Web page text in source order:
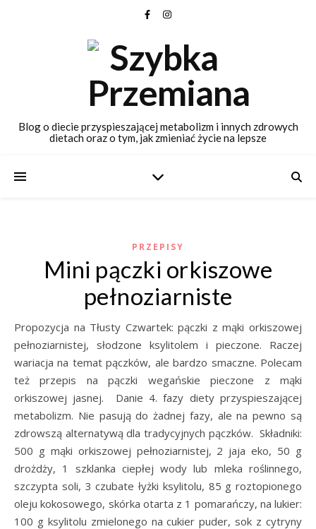
Blog o diecie przyspieszającej metabolizm i innych zdrowych
dietach oraz o tym, jak zmieniać życie na lepsze
PRZEPISY
Mini pączki orkiszowe
pełnoziarniste
Propozycja na Tłusty Czwartek: pączki z mąki orkiszowej
pełnoziarnistej, słodzone ksylitolem i pieczone. Raczej
wariacja na temat pączków, ale bardzo smaczne. Polecam
też przepis na pączki wegańskie pieczone z mąki
orkiszowej jasnej. Danie 4. fazy diety przyspieszającej
metabolizm. Nie pasują do żadnej fazy, ale na pewno są
zdrowszą alternatywą dla tradycyjnych pączków. Składniki:
500 g mąki orkiszowej pełnoziarnistej, 2 jaja eko, 50 g
drożdży, 1 szklanka ciepłej wody lub mleka roślinnego,
szczypta soli, 3 czubate łyżki ksylitolu, 85 g roztopionego
oleju kokosowego, skórka otarta z 1 pomarańczy, na lukier:
100 g ksylitolu zmielonego na cukier puder, sok z cytryny